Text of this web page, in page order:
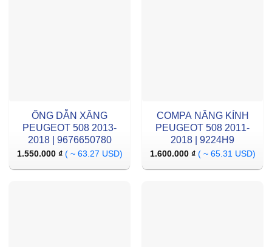
ỐNG DẪN XĂNG
PEUGEOT 508 2013-
2018 | 9676650780
1.550.000 ₫ ( ~ 63.27 USD)
COMPA NÂNG KÍNH
PEUGEOT 508 2011-
2018 | 9224H9
1.600.000 ₫ ( ~ 65.31 USD)